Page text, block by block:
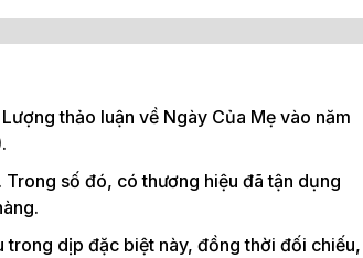
thảo luận về Ngày Của Mẹ vào năm
số đó, có thương hiệu đã tận dụng
trong dịp đặc biệt này, đồng thời đối